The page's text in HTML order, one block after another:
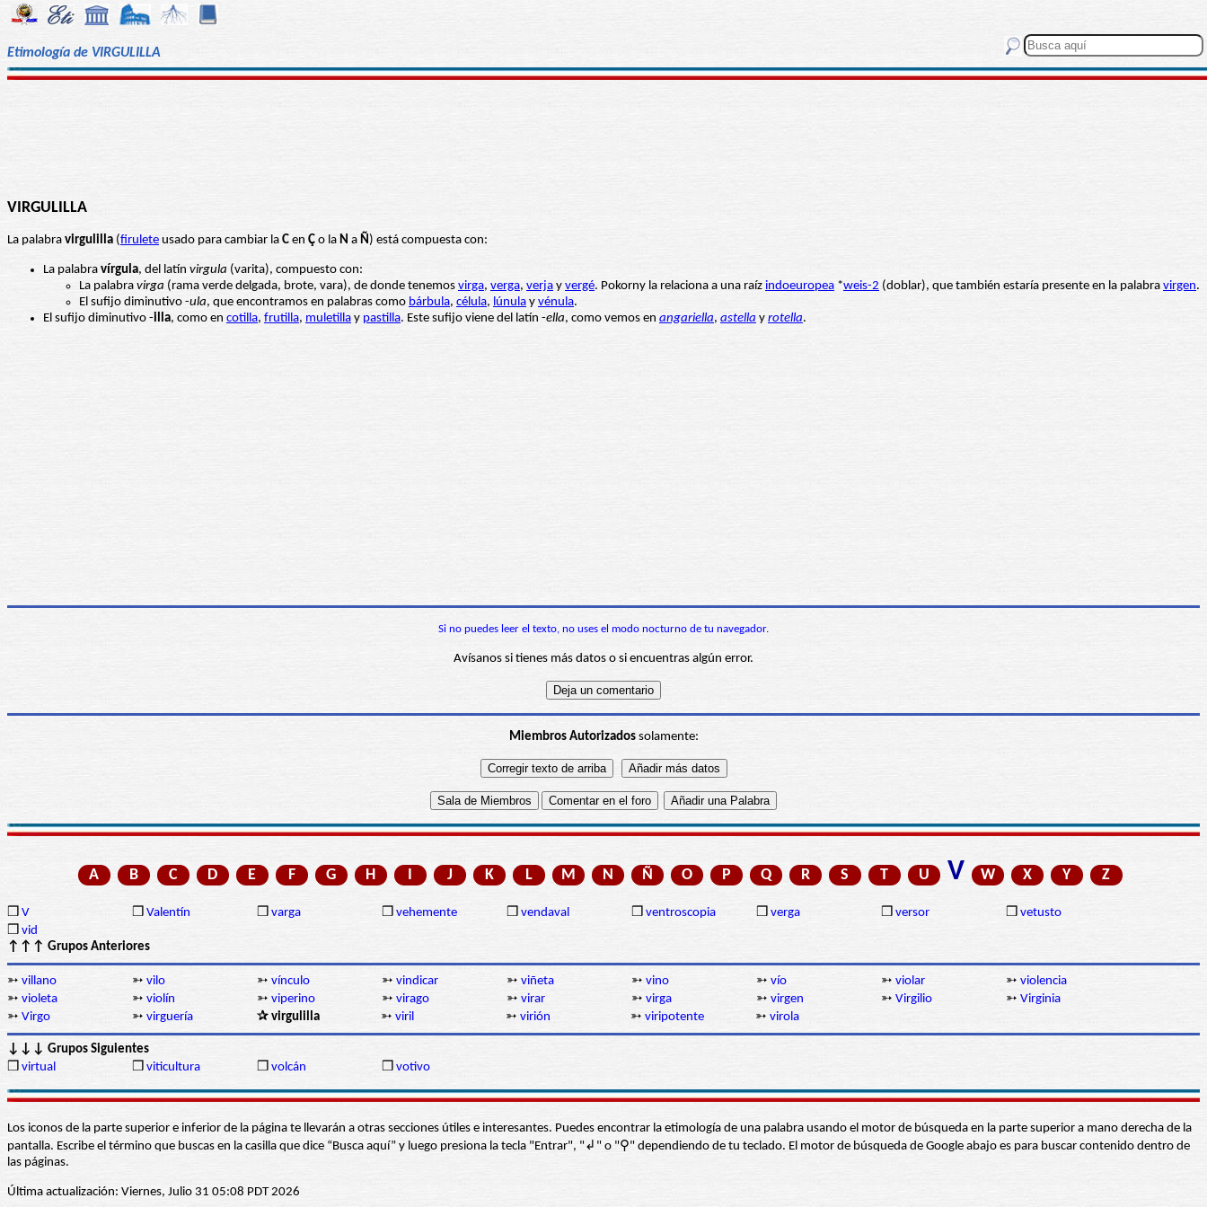
Etimología de VIRGULILLA
VIRGULILLA
La palabra virgulilla (firulete usado para cambiar la C en Ç o la N a Ñ) está compuesta con:
La palabra vírgula, del latín virgula (varita), compuesto con:
La palabra virga (rama verde delgada, brote, vara), de donde tenemos virga, verga, verja y vergé. Pokorny la relaciona a una raíz indoeuropea *weis-2 (doblar), que también estaría presente en la palabra virgen.
El sufijo diminutivo -ula, que encontramos en palabras como bárbula, célula, lúnula y vénula.
El sufijo diminutivo -illa, como en cotilla, frutilla, muletilla y pastilla. Este sufijo viene del latín -ella, como vemos en angariella, astella y rotella.
Si no puedes leer el texto, no uses el modo nocturno de tu navegador.
Avísanos si tienes más datos o si encuentras algún error.
Miembros Autorizadossolamente:
A B C D E F G H I J K L M N Ñ O P Q R S T U V W X Y Z
❒ V ❒ Valentín ❒ varga ❒ vehemente ❒ vendaval ❒ ventroscopia ❒ verga ❒ versor ❒ vetusto
❒ vid
↑↑↑ Grupos Anteriores
➳ villano ➳ vilo ➳ vínculo ➳ vindicar ➳ viñeta ➳ vino ➳ vío ➳ violar ➳ violencia
➳ violeta ➳ violín ➳ viperino ➳ virago ➳ virar ➳ virga ➳ virgen ➳ Virgilio ➳ Virginia
➳ Virgo ➳ virguería ✰ virgulilla ➳ viril ➳ virión ➳ viripotente ➳ virola
↓↓↓ Grupos Siguientes
❒ virtual ❒ viticultura ❒ volcán ❒ votivo
Los iconos de la parte superior e inferior de la página te llevarán a otras secciones útiles e interesantes. Puedes encontrar la etimología de una palabra usando el motor de búsqueda en la parte superior a mano derecha de la
pantalla. Escribe el término que buscas en la casilla que dice “Busca aquí” y luego presiona la tecla "Entrar", "↲" o "⚲" dependiendo de tu teclado. El motor de búsqueda de Google abajo es para buscar contenido dentro de
las páginas.
Última actualización: Viernes, Julio 31 05:08 PDT 2026